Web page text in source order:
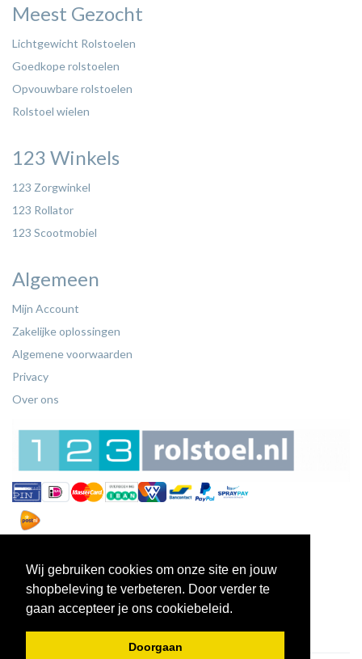
Wij gebruiken cookies om onze site en jouw
shopbeleving te verbeteren. Door verder te
gaan accepteer je ons cookiebeleid.
Doorgaan
Meest Gezocht
Lichtgewicht Rolstoelen
Goedkope rolstoelen
Opvouwbare rolstoelen
Rolstoel wielen
123 Winkels
123 Zorgwinkel
123 Rollator
123 Scootmobiel
Algemeen
Mijn Account
Zakelijke oplossingen
Algemene voorwaarden
Privacy
Over ons